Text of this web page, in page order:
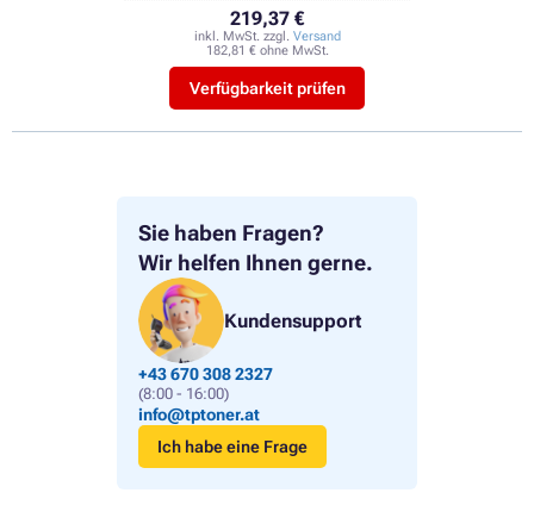
Sie haben Fragen?
Wir helfen Ihnen gerne.
Kundensupport
+43 670 308 2327
(8:00 - 16:00)
info@tptoner.at
Ich habe eine Frage
219,37 €
inkl. MwSt. zzgl. Versand
182,81 € ohne MwSt.
Verfügbarkeit prüfen